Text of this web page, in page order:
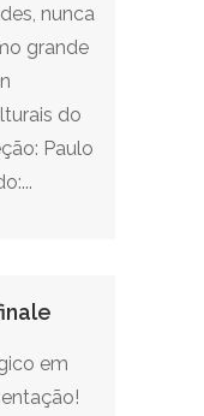
nunca
grande
do
Paulo
em